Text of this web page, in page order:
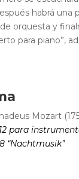
habrá una
orquesta y
para piano”,
Mozart
para
“Nachtmusik”